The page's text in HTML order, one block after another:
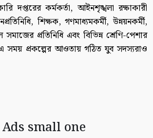
দপ্তরের কর্মকর্তা, আইনশৃঙ্খলা রক্ষাকারী
শিক্ষক, গণমাধ্যমকর্মী, উন্নয়নকর্মী,
সমাজের প্রতিনিধি এবং বিভিন্ন শ্রেণি-পেশার
সময় প্রকল্পের আওতায় গঠিত যুব সদস্যরাও
Ads small one